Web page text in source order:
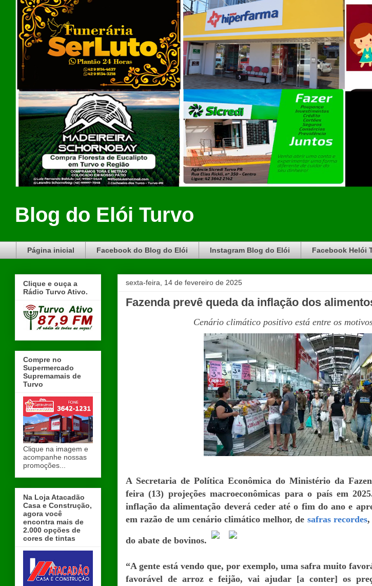
Blog do Elói Turvo
Página inicial Facebook do Blog do Elói Instagram Blog do Elói Facebook Helói
sexta-feira, 14 de fevereiro de 2025
Fazenda prevê queda da inflação dos
Cenário climático positivo está entre os
A Secretaria de Política Econômica do Ministério da
feira (13) projeções macroeconômicas para o país em
inflação da alimentação deverá ceder até o fim do ano e
em razão de um cenário climático melhor, de safras recordes,
do abate de bovinos.
“A gente está vendo que, por exemplo, uma safra muito
favorável de arroz e feijão, vai ajudar [a conter] os
Clique e ouça a
Rádio Turvo Ativo.
Compre no
Supermercado
Supremamais de
Turvo
Clique na imagem e
acompanhe nossas
promoções...
Na Loja Atacadão
Casa e Construção,
agora você
encontra mais de
2.000 opções de
cores de tintas